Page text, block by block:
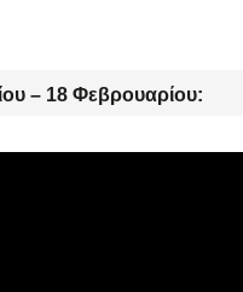
– 18 Φεβρουαρίου: